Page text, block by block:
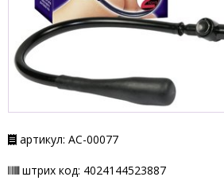
артикул: АС-00077
штрих код: 4024144523887